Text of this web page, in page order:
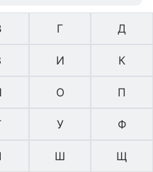
Г Д
И К
О П
У Ф
Ш Щ